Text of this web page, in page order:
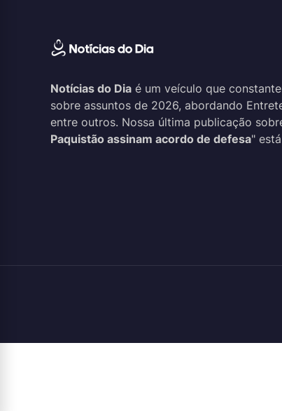
Notícias do Dia é um veículo que
sobre assuntos de 2026, abordando
entre outros. Nossa última publicação
Paquistão assinam acordo de defesa"